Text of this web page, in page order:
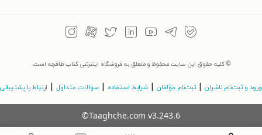
© کلیه حقوق این سایت محفوظ و متعلق به فروشگاه اینترنتی کتاب طاقچه است.
ورود و ثبت‌نام ناشران ثبت‌نام مؤلفان شرایط استفاده سوالات متداول ارتباط با پشتیبانی
©Taaghche.com v3.243.6